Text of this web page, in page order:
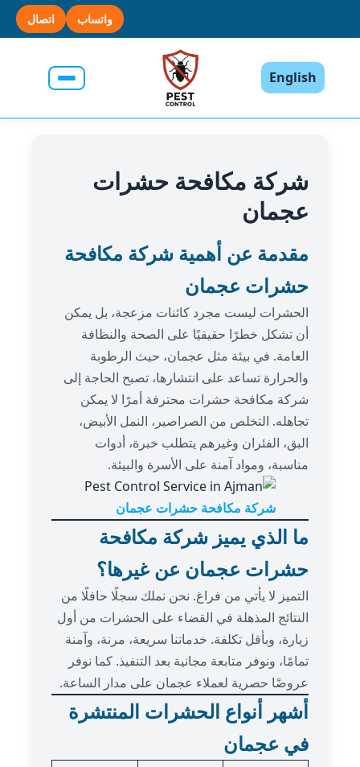
واتساب اتصال
English
شركة مكافحة حشرات
عجمان
مقدمة عن أهمية شركة مكافحة
حشرات عجمان
الحشرات ليست مجرد كائنات مزعجة، بل يمكن
أن تشكل خطرًا حقيقيًا على الصحة والنظافة
العامة. في بيئة مثل عجمان، حيث الرطوبة
والحرارة تساعد على انتشارها، تصبح الحاجة إلى
شركة مكافحة حشرات محترفة أمرًا لا يمكن
تجاهله. التخلص من الصراصير، النمل الأبيض،
البق، الفئران وغيرهم يتطلب خبرة، أدوات
مناسبة، ومواد آمنة على الأسرة والبيئة.
شركة مكافحة حشرات عجمان
ما الذي يميز شركة مكافحة
حشرات عجمان عن غيرها؟
التميز لا يأتي من فراغ. نحن نملك سجلًا حافلًا من
النتائج المذهلة في القضاء على الحشرات من أول
زيارة، وبأقل تكلفة. خدماتنا سريعة، مرنة، وآمنة
تمامًا، ونوفر متابعة مجانية بعد التنفيذ. كما نوفر
عروضًا حصرية لعملاء عجمان على مدار الساعة.
أشهر أنواع الحشرات المنتشرة
في عجمان